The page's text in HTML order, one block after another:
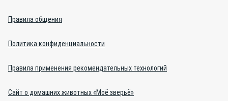
Правила общения
Политика конфиденциальности
Правила применения рекомендательных технологий
Сайт о домашних животных «Моё зверьё»